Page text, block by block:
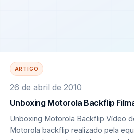
ARTIGO
26 de abril de 2010
Unboxing Motorola Backflip
Unboxing Motorola Backflip Vídeo
Motorola backflip realizado pela